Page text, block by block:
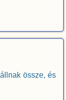
össze, és